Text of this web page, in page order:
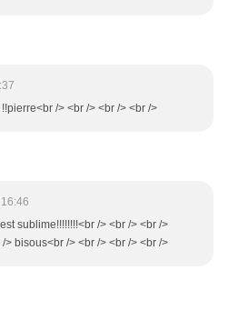
/> <br /> <br /> <br />
sublime!!!!!!!!<br /> <br /> <br />
> bisous<br /> <br /> <br /> <br />